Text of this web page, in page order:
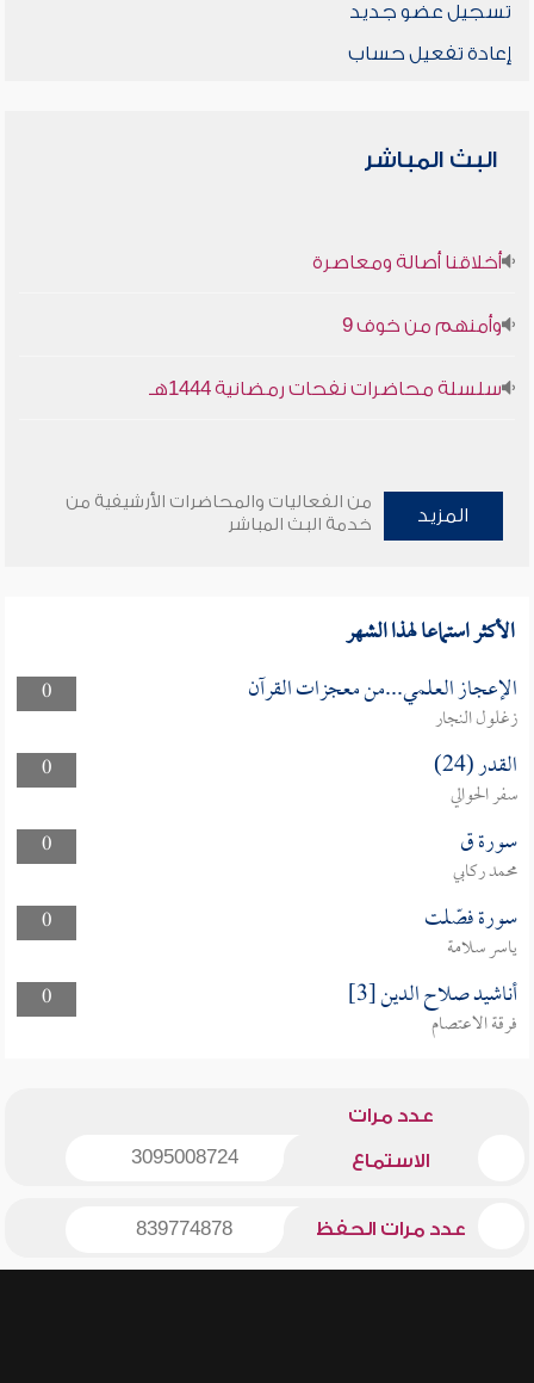
تسجيل عضو جديد
إعادة تفعيل حساب
البث المباشر
أخلاقنا أصالة ومعاصرة
وأمنهم من خوف 9
سلسلة محاضرات نفحات رمضانية 1444هـ
المزيد
من الفعاليات والمحاضرات الأرشيفية من
خدمة البث المباشر
الأكثر استماعا لهذا الشهر
0 الإعجاز العلمي...من معجزات القرآن
زغلول النجار
0
القدر (24)
سفر الحوالي
0
سورة ق
محمد ركابي
0
سورة فصّلت
ياسر سلامة
0
أناشيد صلاح الدين [3]
فرقة الاعتصام
عدد مرات
الاستماع 3095008724
عدد مرات الحفظ 839774878